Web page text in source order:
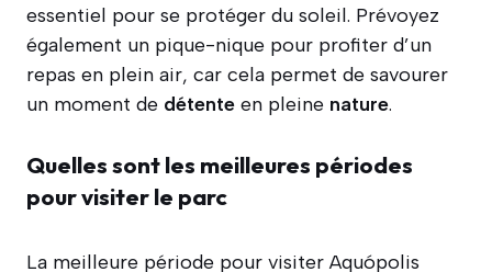
essentiel pour se protéger du soleil. Prévoyez
également un pique-nique pour profiter d’un
repas en plein air, car cela permet de savourer
un moment de détente en pleine nature.
Quelles sont les meilleures périodes
pour visiter le parc
La meilleure période pour visiter Aquópolis